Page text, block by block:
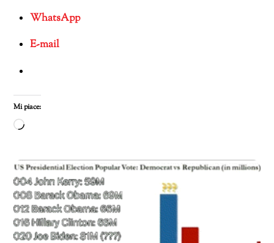
WhatsApp
E-mail
Mi piace:
Caricamento
corso…